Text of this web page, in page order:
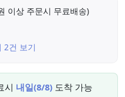
이상 주문시 무료배송)
2건 보기
시 내일(8/8) 도착 가능